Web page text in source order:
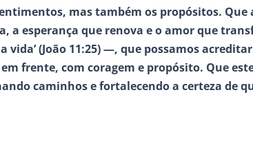
mas também os propósitos. Que
a esperança que renova e o amor que
vida’ (João 11:25) —, que possamos
frente, com coragem e propósito. Que
caminhos e fortalecendo a certeza de